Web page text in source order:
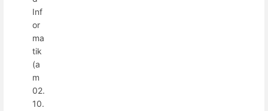
Inf
or
ma
tik
(a
m
02.
10.